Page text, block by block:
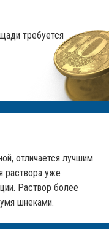
требуется
отличается лучшим
раствора уже
Раствор более
шнеками.